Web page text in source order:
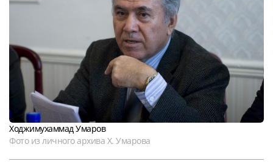
Ходжимухаммад Умаров
Фото из личного архива Х. Умарова